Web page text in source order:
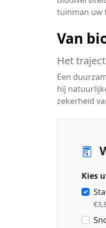
tuinman uw
Van
Het
Een
hij
zekerheid
Kies